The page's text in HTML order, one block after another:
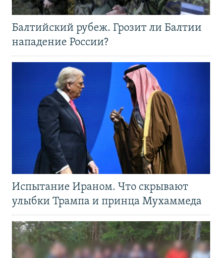
Балтийский рубеж. Грозит ли Балтии
нападение России?
Испытание Ираном. Что скрывают
улыбки Трампа и принца Мухаммеда